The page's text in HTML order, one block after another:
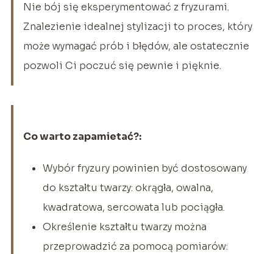
Nie bój się eksperymentować z fryzurami.
Znalezienie idealnej stylizacji to proces, który
może wymagać prób i błędów, ale ostatecznie
pozwoli Ci poczuć się pewnie i pięknie.
Co warto zapamietać?:
Wybór fryzury powinien być dostosowany
do kształtu twarzy: okrągła, owalna,
kwadratowa, sercowata lub pociągła.
Określenie kształtu twarzy można
przeprowadzić za pomocą pomiarów: